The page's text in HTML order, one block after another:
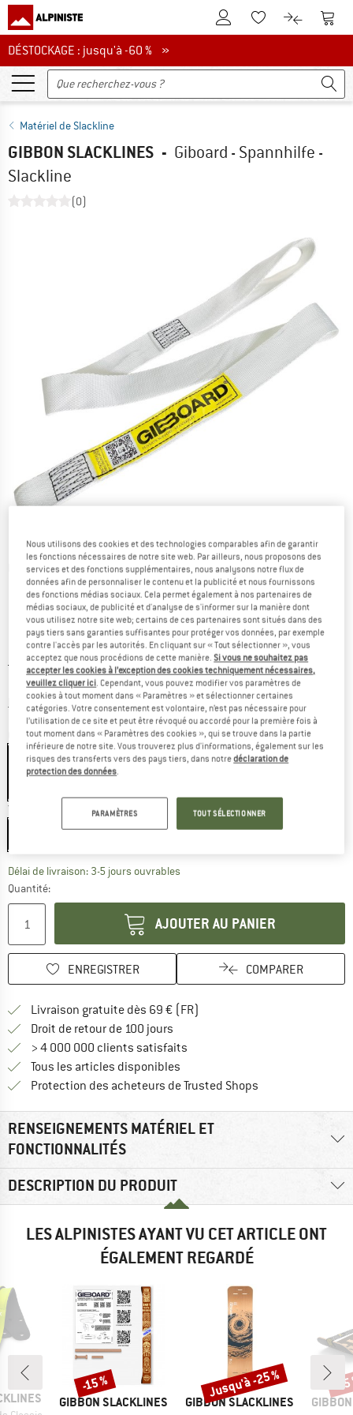
Vers le compte client
Vers la liste
Vers le
DÉSTOCKAGE : jusqu'à -60 %
DÉSTOCKAGE : jusqu'à -60 % »
Matériel de Slackline
GIBBON SLACKLINES - Giboard - Spannhilfe -
Slackline
(0)
Photos détaillées
Prix initial :
19,95€
Prix:
16,96€ TVA incl.
hors Frais de livraisonInformations sur les frais de livraison. Ouvre une
Couleur:White
Taille:
Délai de livraison: 3-5 jours ouvrablesLe lien s'ouvre dans une boîte
Quantité:
AJOUTER AU PANIER
ENREGISTRER COMPARER
Livraison gratuite dès 69 € (FR)
Droit de retour de 100 jours
> 4 000 000 clients satisfaits
Tous les articles disponibles
Protection des acheteurs de Trusted Shops
RENSEIGNEMENTS MATÉRIEL ET
FONCTIONNALITÉS
DESCRIPTION DU PRODUIT
LES ALPINISTES AYANT VU CET ARTICLE ONT
ÉGALEMENT REGARDÉ
MARQUE
GIBBON SLACKLINES
Remise
-15 %
MARQUE
GIBBON SLACKLINES
Remise
Jusqu'à -25 %
MARQUE
-
Nous utilisons des cookies et des technologies comparables afin de garantir
les fonctions nécessaires de notre site web. Par ailleurs, nous proposons des
services et des fonctions supplémentaires, nous analysons notre flux de
données afin de personnaliser le contenu et la publicité et nous fournissons
des fonctions médias sociaux. Cela permet également à nos partenaires de
médias sociaux, de publicité et d'analyse de s'informer sur la manière dont
vous utilisez notre site web; certains de ces partenaires sont situés dans des
pays tiers sans garanties suffisantes pour protéger vos données, par exemple
contre l'accès par les autorités. En cliquant sur « Tout sélectionner », vous
acceptez que nous procédions de cette manière.Si vous ne souhaitez pas
accepter les cookies à l’exception des cookies techniquement nécessaires,
veuillez cliquer ici. Cependant, vous pouvez modifier vos paramètres de
cookies à tout moment dans « Paramètres » et sélectionner certaines
catégories. Votre consentement est volontaire, n’est pas nécessaire pour
l’utilisation de ce site et peut être révoqué ou accordé pour la première fois à
tout moment dans « Paramètres des cookies », qui se trouve dans la partie
inférieure de notre site. Vous trouverez plus d'informations, également sur les
risques des transferts vers des pays tiers, dans notredéclaration de
protection des données.
PARAMÈTRES TOUT SÉLECTIONNER